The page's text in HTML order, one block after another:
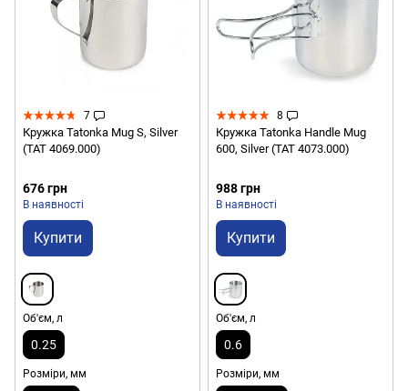
7
Кружка Tatonka Mug S, Silver
(TAT 4069.000)
676 грн
В наявності
Купити
Об'єм, л
0.25
Розміри, мм
8
Кружка Tatonka Handle Mug
600, Silver (TAT 4073.000)
988 грн
В наявності
Купити
Об'єм, л
0.6
Розміри, мм